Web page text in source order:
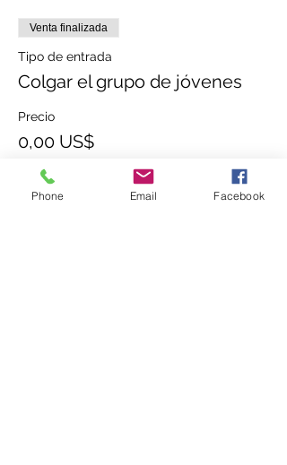
Venta finalizada
Tipo de entrada
Colgar el grupo de jóvenes
Precio
0,00 US$
Phone Email Facebook